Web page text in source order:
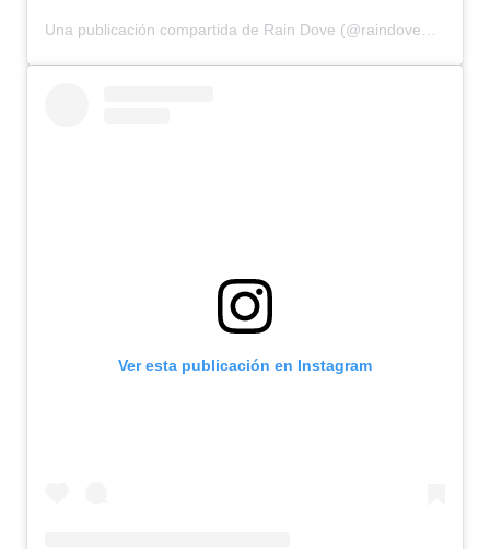
Una publicación compartida de Rain Dove (@raindovemodel)
Ver esta publicación en Instagram